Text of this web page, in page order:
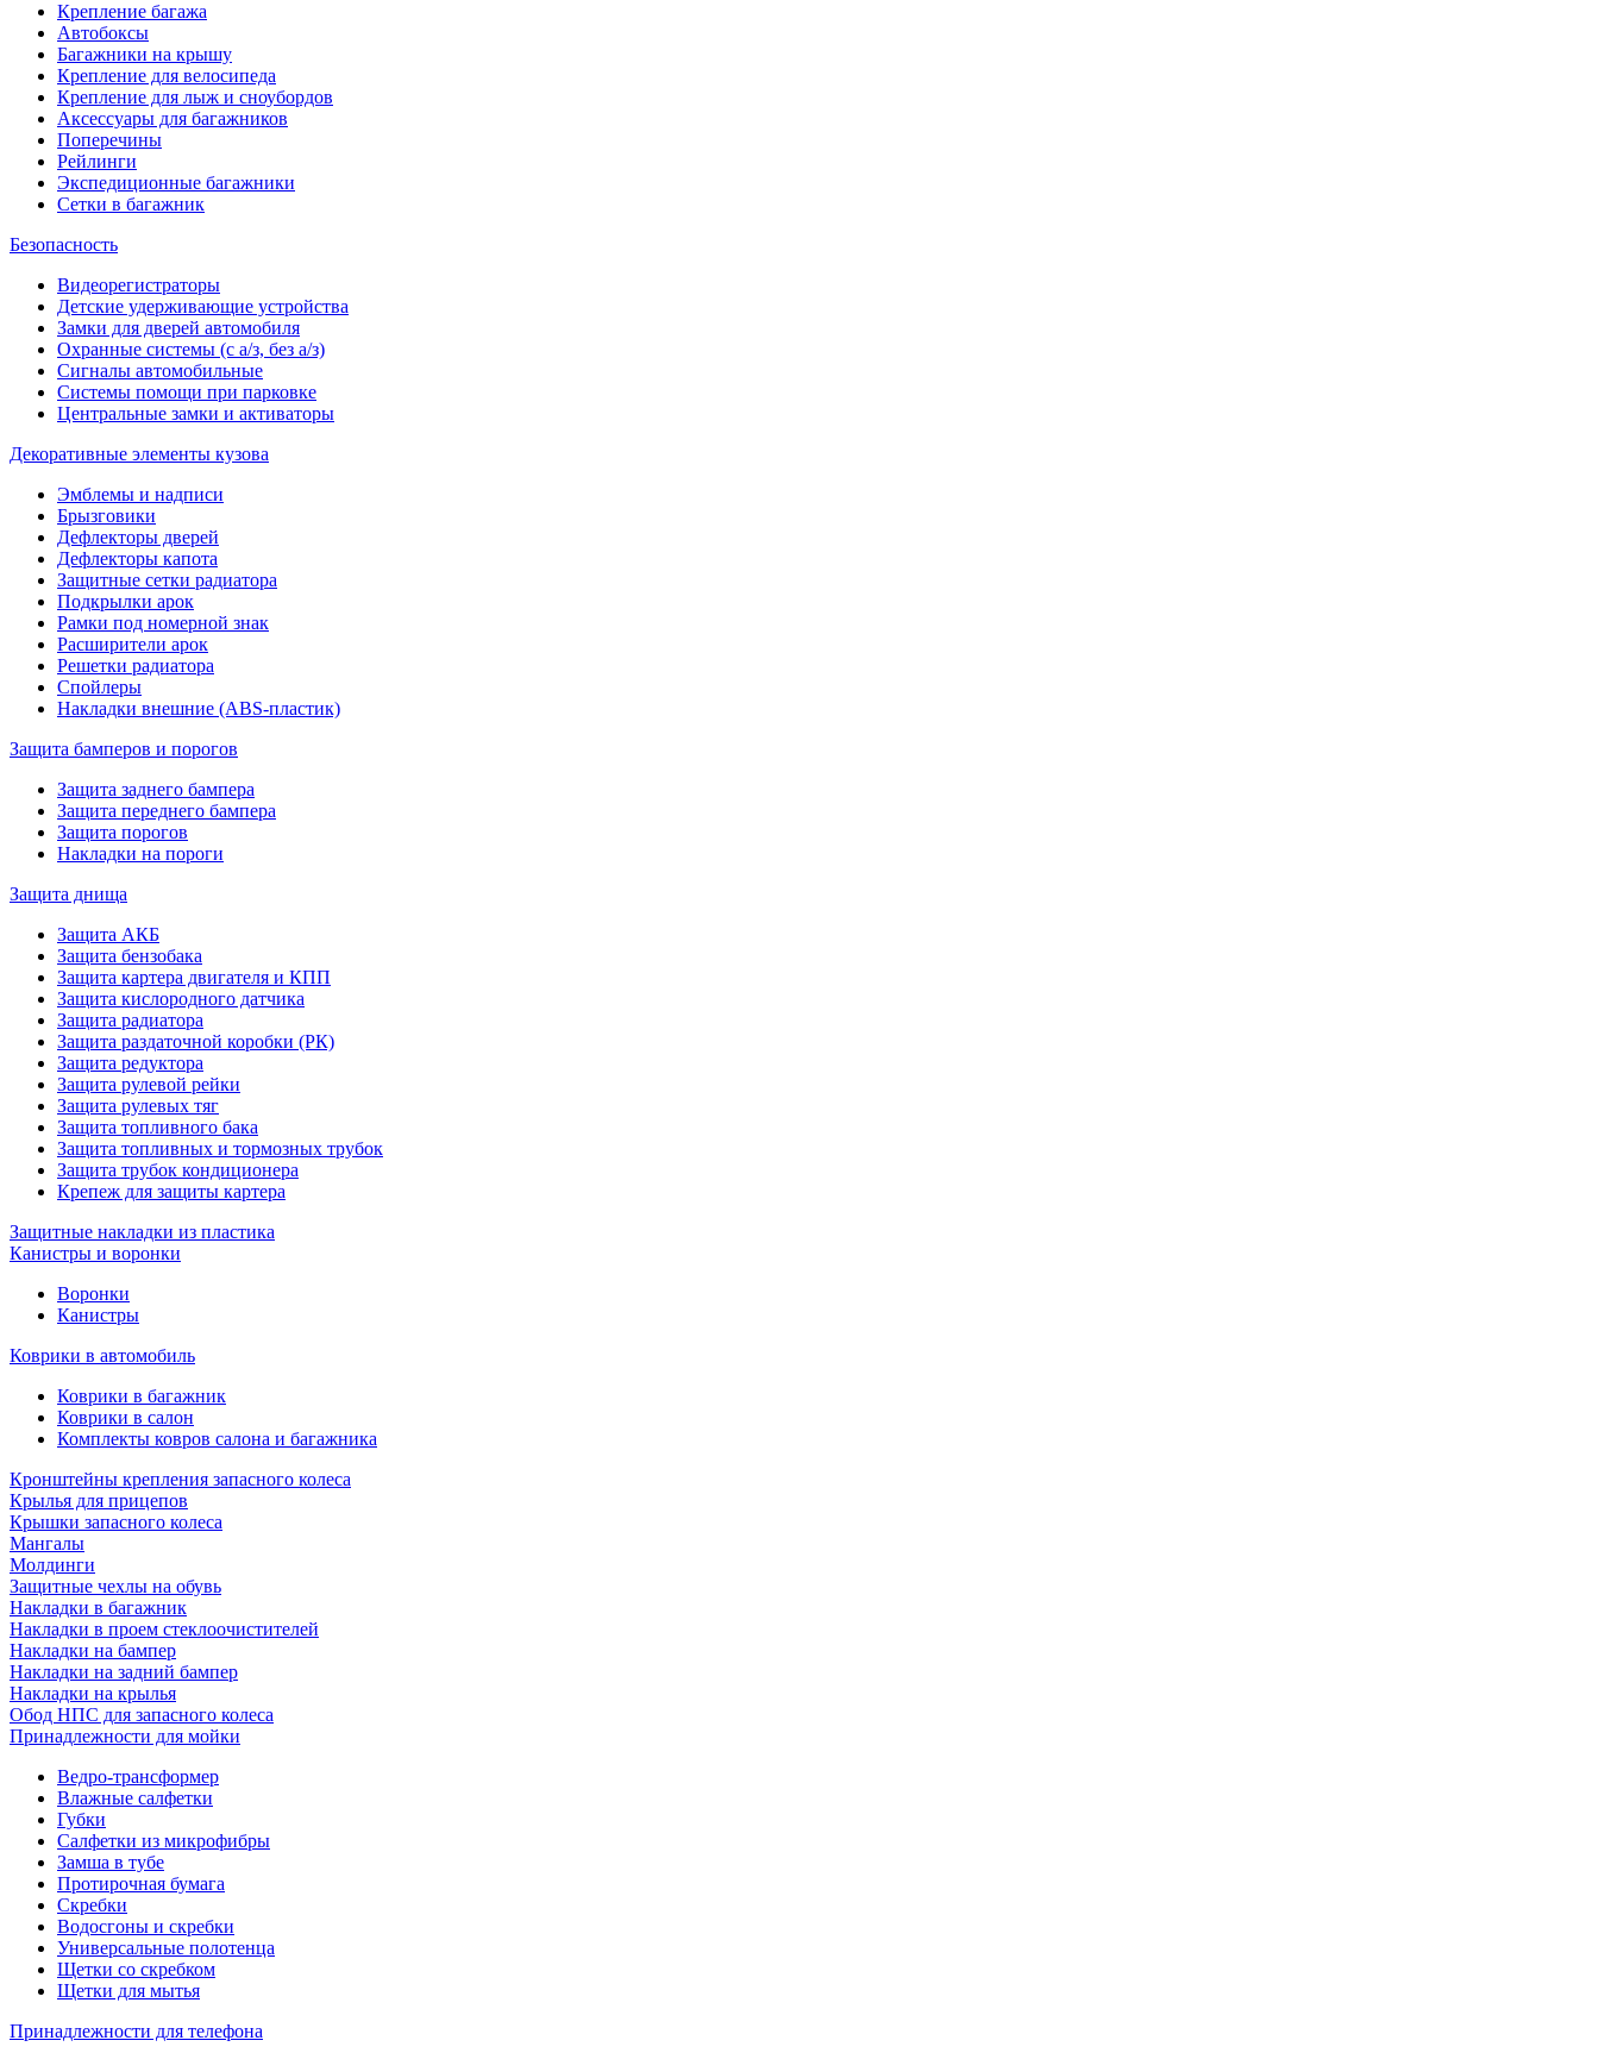
Крепление багажа
Автобоксы
Багажники на крышу
Крепление для велосипеда
Крепление для лыж и сноубордов
Аксессуары для багажников
Поперечины
Рейлинги
Экспедиционные багажники
Сетки в багажник
Безопасность
Видеорегистраторы
Детские удерживающие устройства
Замки для дверей автомобиля
Охранные системы (с а/з, без а/з)
Сигналы автомобильные
Системы помощи при парковке
Центральные замки и активаторы
Декоративные элементы кузова
Эмблемы и надписи
Брызговики
Дефлекторы дверей
Дефлекторы капота
Защитные сетки радиатора
Подкрылки арок
Рамки под номерной знак
Расширители арок
Решетки радиатора
Спойлеры
Накладки внешние (ABS-пластик)
Защита бамперов и порогов
Защита заднего бампера
Защита переднего бампера
Защита порогов
Накладки на пороги
Защита днища
Защита АКБ
Защита бензобака
Защита картера двигателя и КПП
Защита кислородного датчика
Защита радиатора
Защита раздаточной коробки (РК)
Защита редуктора
Защита рулевой рейки
Защита рулевых тяг
Защита топливного бака
Защита топливных и тормозных трубок
Защита трубок кондиционера
Крепеж для защиты картера
Защитные накладки из пластика
Канистры и воронки
Воронки
Канистры
Коврики в автомобиль
Коврики в багажник
Коврики в салон
Комплекты ковров салона и багажника
Кронштейны крепления запасного колеса
Крылья для прицепов
Крышки запасного колеса
Мангалы
Молдинги
Защитные чехлы на обувь
Накладки в багажник
Накладки в проем стеклоочистителей
Накладки на бампер
Накладки на задний бампер
Накладки на крылья
Обод НПС для запасного колеса
Принадлежности для мойки
Ведро-трансформер
Влажные салфетки
Губки
Салфетки из микрофибры
Замша в тубе
Протирочная бумага
Скребки
Водосгоны и скребки
Универсальные полотенца
Щетки со скребком
Щетки для мытья
Принадлежности для телефона